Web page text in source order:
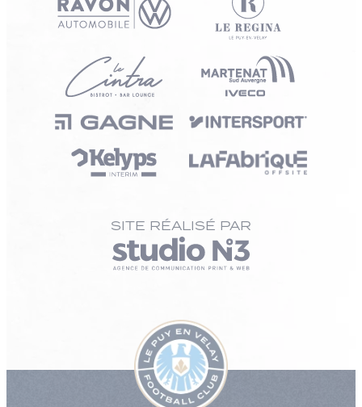
SITE RÉALISÉ PAR